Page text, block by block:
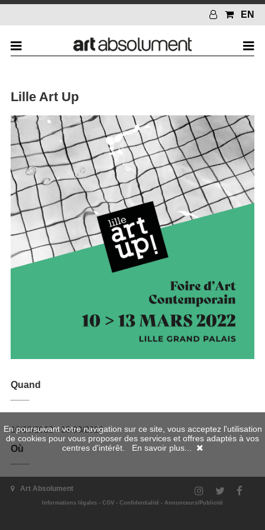
EN
Lille Art Up
Quand
10/03/2022 - 13/03/2022
Où
Art Absolument
Informations légales - CGV - Confidentialité - Annonceurs/Publicité
En poursuivant votre navigation sur ce site, vous acceptez l'utilisation
de cookies pour vous proposer des services et offres adaptés à vos
centres d'intérêt. En savoir plus...